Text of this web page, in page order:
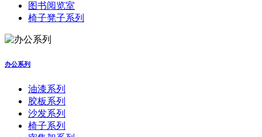
图书阅览室
椅子凳子系列
办公系列
油漆系列
胶板系列
沙发系列
椅子系列